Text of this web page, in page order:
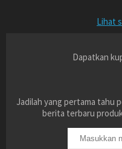
Lihat
Dapatkan
Jadilah yang pertama tahu
berita terbaru